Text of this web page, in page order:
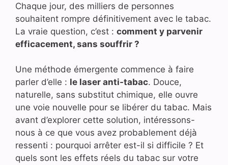
Chaque jour, des milliers de personnes
souhaitent rompre définitivement avec le tabac.
La vraie question, c’est : comment y parvenir
efficacement, sans souffrir ?
Une méthode émergente commence à faire
parler d’elle : le laser anti-tabac. Douce,
naturelle, sans substitut chimique, elle ouvre
une voie nouvelle pour se libérer du tabac. Mais
avant d’explorer cette solution, intéressons-
nous à ce que vous avez probablement déjà
ressenti : pourquoi arrêter est-il si difficile ? Et
quels sont les effets réels du tabac sur votre